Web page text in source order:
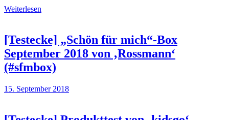
Weiterlesen
[Testecke] „Schön für mich“-Box
September 2018 von ‚Rossmann‘
(#sfmbox)
15. September 2018